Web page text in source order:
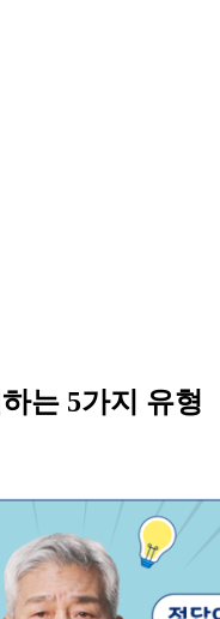
는 5가지 유형